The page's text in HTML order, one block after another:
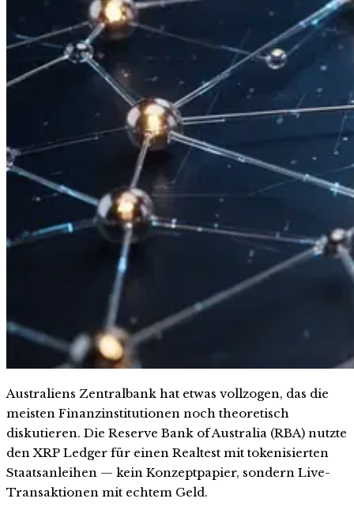
Australiens Zentralbank hat etwas vollzogen, das die
meisten Finanzinstitutionen noch theoretisch
diskutieren. Die Reserve Bank of Australia (RBA) nutzte
den XRP Ledger für einen Realtest mit tokenisierten
Staatsanleihen — kein Konzeptpapier, sondern Live-
Transaktionen mit echtem Geld.